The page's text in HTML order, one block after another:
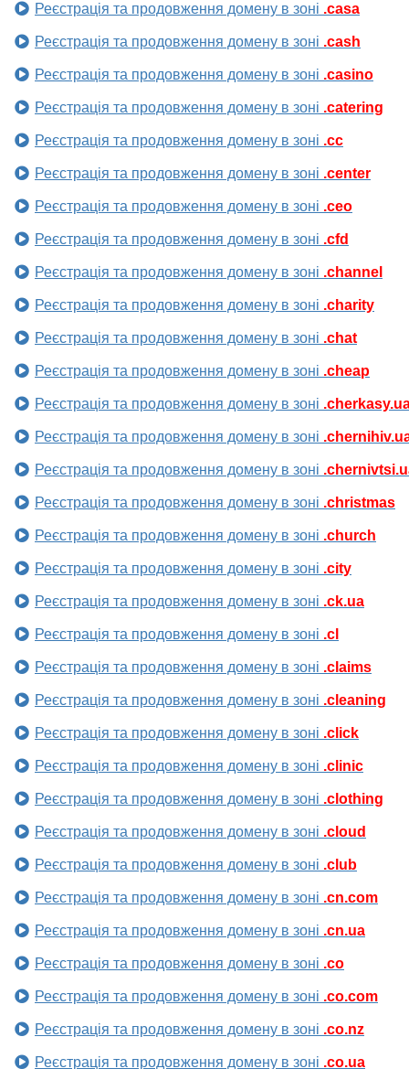
Реєстрація та продовження домену в зоні .casa
Реєстрація та продовження домену в зоні .cash
Реєстрація та продовження домену в зоні .casino
Реєстрація та продовження домену в зоні .catering
Реєстрація та продовження домену в зоні .cc
Реєстрація та продовження домену в зоні .center
Реєстрація та продовження домену в зоні .ceo
Реєстрація та продовження домену в зоні .cfd
Реєстрація та продовження домену в зоні .channel
Реєстрація та продовження домену в зоні .charity
Реєстрація та продовження домену в зоні .chat
Реєстрація та продовження домену в зоні .cheap
Реєстрація та продовження домену в зоні
Реєстрація та продовження домену в зоні
Реєстрація та продовження домену в зоні
Реєстрація та продовження домену в зоні .christmas
Реєстрація та продовження домену в зоні .church
Реєстрація та продовження домену в зоні .city
Реєстрація та продовження домену в зоні .ck.ua
Реєстрація та продовження домену в зоні .cl
Реєстрація та продовження домену в зоні .claims
Реєстрація та продовження домену в зоні .cleaning
Реєстрація та продовження домену в зоні .click
Реєстрація та продовження домену в зоні .clinic
Реєстрація та продовження домену в зоні .clothing
Реєстрація та продовження домену в зоні .cloud
Реєстрація та продовження домену в зоні .club
Реєстрація та продовження домену в зоні .cn.com
Реєстрація та продовження домену в зоні .cn.ua
Реєстрація та продовження домену в зоні .co
Реєстрація та продовження домену в зоні .co.com
Реєстрація та продовження домену в зоні .co.nz
Реєстрація та продовження домену в зоні .co.ua